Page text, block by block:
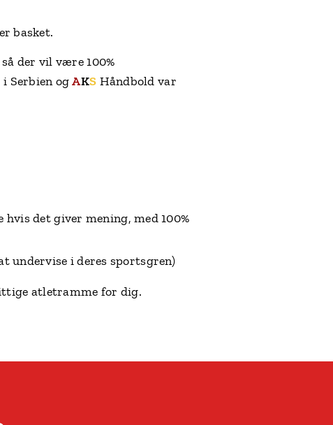
basket.
der vil være 100%
Serbien ogAKS Håndbold var
det giver mening, med 100%
undervise i deres sportsgren)
atletramme for dig.